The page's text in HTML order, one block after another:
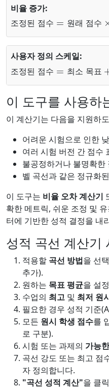
비율 증가:
조 정 된 점 원 래 점
조정된 점수
목표 평균현재 평균
사용자 정의 스케일:
조 정 된 점 최 소 목 표
조정된 점수= 최소 목표
최소 원시)× 최대 목표−최소
이 도구를 사용하
이 계산기는 다음을 지원하
어려운 시험으로 인한
여러 시험 버전 간 점수
불공정하거나 불명확한
벨 곡선과 같은 정규화
이 도구는 비율 오차 계산기
확한 메트릭, 쉬운 조정 및
터에 기반한 성적 결정을 내
성적 곡선 계산기
적용할 곡선 방법을 선
추가).
원하는 목표 평균을 설
수업의 최고 및 최저 원
필요한 경우 성적 기준
모든 원시 학생 점수를
로 구분).
시험 또는 과제의 가능
곡선 강도 또는 최고 점
자 정의합니다.
"곡선 성적 계산"을 클